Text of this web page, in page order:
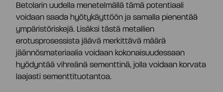
Betolarin uudella menetelmällä tämä potentiaali
voidaan saada hyötykäyttöön ja samalla pienentää
ympäristöriskejä. Lisäksi tästä metallien
erotusprosessista jäävä merkittävä määrä
jäännösmateriaalia voidaan kokonaisuudessaan
hyödyntää vihreänä sementtinä, jolla voidaan korvata
laajasti sementtituotantoa.